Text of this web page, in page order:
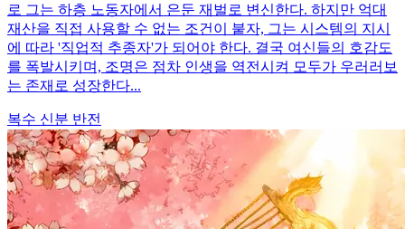
로 그는 하층 노동자에서 은둔 재벌로 변신한다. 하지만 억대
재산을 직접 사용할 수 없는 조건이 붙자, 그는 시스템의 지시
에 따라 '직업적 추종자'가 되어야 한다. 결국 여신들의 호감도
를 폭발시키며, 조명은 점차 인생을 역전시켜 모두가 우러러보
는 존재로 성장한다...
복수 신분 반전